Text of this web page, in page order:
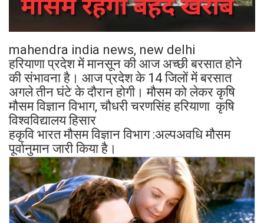
mahendra india news, new delhi
हरियाणा प्रदेश में मानसून की आज अच्छी बरसात होने
की संभावना है। आज प्रदेश के 14 जिलों में बरसात
अगले तीन घंटे के दौरान होगी। मौसम को लेकर कृषि
मौसम विज्ञान विभाग, चौधरी चरणसिंह हरियाणा कृषि
विश्वविद्यालय हिसार
हकृवि भारत मौसम विज्ञान विभाग :अल्पअवधि मौसम
पूर्वानुमान जारी किया है।